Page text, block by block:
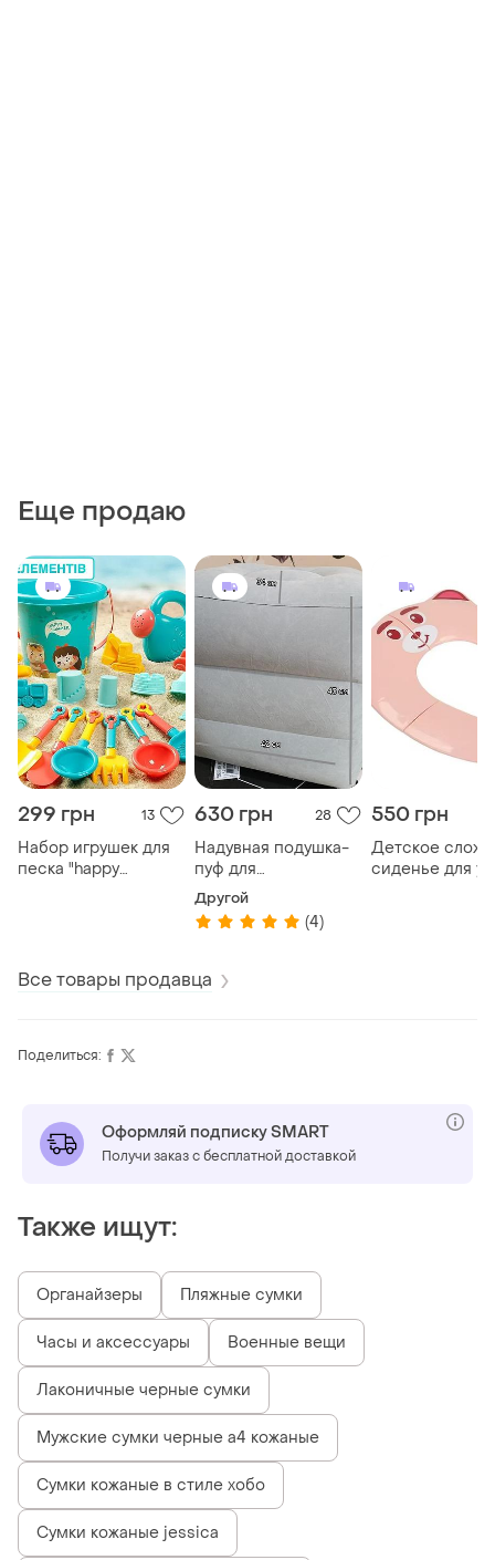
Еще продаю
299 грн 13
Набор игрушек для
песка "happy
630 грн 28
Надувная подушка-
пуф для
путешествий светло
- серый цвет
Другой
(4)
550 грн
Детское
сиденье для
Все товары продавца
Поделиться:
Оформляй подписку SMART
Получи заказ с бесплатной доставкой
Также ищут:
Органайзеры Пляжные сумки
Часы и аксессуары Военные вещи
Лаконичные черные сумки
Мужские сумки черные а4 кожаные
Сумки кожаные в стиле хобо
Сумки кожаные jessica